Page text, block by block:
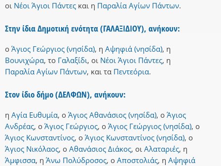
οι Νέοι Άγιοι Πάντες και η Παραλία Αγίων Πάντων.
Στην ίδια Δημοτική ενότητα (ΓΑΛΑΞΙΔΙΟΥ), ανήκουν:
ο Άγιος Γεώργιος (νησίδα), η Αψηφιά (νησίδα), η
Βουνιχώρα, το Γαλαξίδι, οι Νέοι Άγιοι Πάντες, η
Παραλία Αγίων Πάντων, και τα Πεντεόρια.
Στον ίδιο δήμο (ΔΕΛΦΩΝ), ανήκουν:
η Αγία Ευθυμία, ο Άγιος Αθανάσιος (νησίδα), ο Άγιος
Ανδρέας, ο Άγιος Γεώργιος, ο Άγιος Γεώργιος (νησίδα), ο
Άγιος Κωνσταντίνος, ο Άγιος Κωνσταντίνος (νησίδα), ο
Άγιος Νικόλαος, ο Αθανάσιος Διάκος, οι Αλαταριές, η
Άμφισσα, η Άνω Πολύδροσος, ο Αποστολιάς, η Αψηφιά